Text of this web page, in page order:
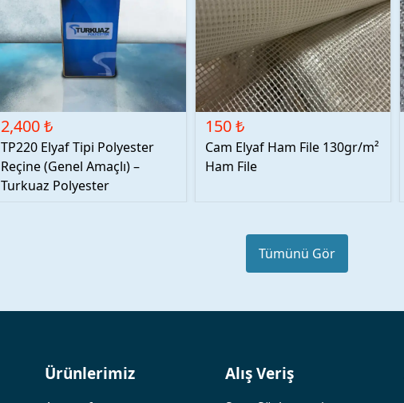
2,400 ₺
TP220 Elyaf Tipi Polyester
Reçine (Genel Amaçlı) –
Turkuaz Polyester
150 ₺
Cam Elyaf Ham File 130gr/m²
Ham File
Tümünü Gör
Ürünlerimiz Alış Veriş